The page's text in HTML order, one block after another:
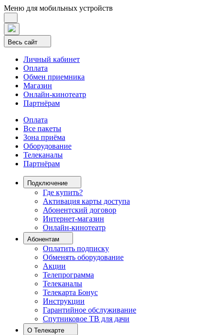
Меню для мобильных устройств
Весь сайт
Личный кабинет
Оплата
Обмен приемника
Магазин
Онлайн-кинотеатр
Партнёрам
Оплата
Все пакеты
Зона приёма
Оборудование
Телеканалы
Партнёрам
Подключение
Где купить?
Активация карты доступа
Абонентский договор
Интернет-магазин
Онлайн-кинотеатр
Абонентам
Оплатить подписку
Обменять оборудование
Акции
Телепрограмма
Телеканалы
Телекарта Бонус
Инструкции
Гарантийное обслуживание
Спутниковое ТВ для дачи
О Телекарте